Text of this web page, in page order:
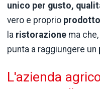
unico per gusto,
vero e proprio
la ristorazione ma
punta a raggiungere un
L'azienda